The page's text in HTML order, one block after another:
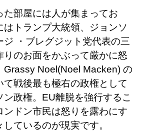
た部屋には人が集まってお
はトランプ大統領、ジョンソ
ジ ・ブレグジット党代表の三
りのお面をかぶって厳かに怒
Grassy Noel(Noel Macken) の
て戦後最も極右の政権として
政権。EU離脱を強行するこ
ンドン市民は怒りを露わにす
ているのが現実です。